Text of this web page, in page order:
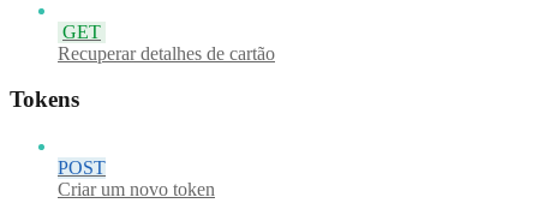
GET
Recuperar detalhes de cartão
Tokens
POST
Criar um novo token